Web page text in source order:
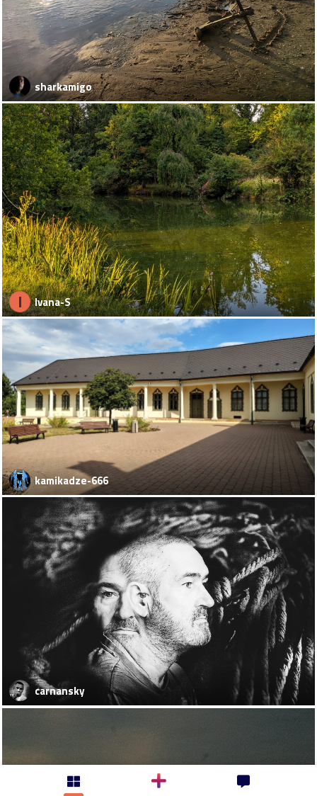
sharkamigo
I Ivana-S
kamikadze-666
carnansky